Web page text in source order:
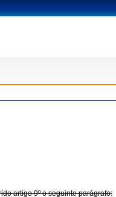
artigo 9º o seguinte parágrafo: